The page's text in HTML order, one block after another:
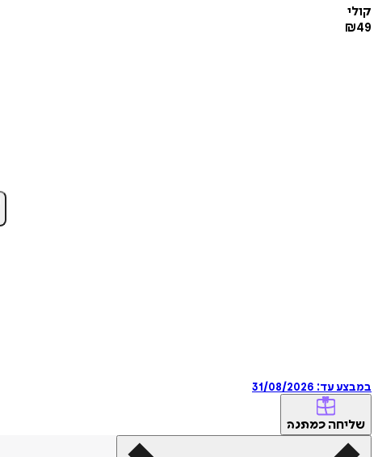
קולי
₪49
במבצע עד: 31/08/2026
שליחה כמתנה